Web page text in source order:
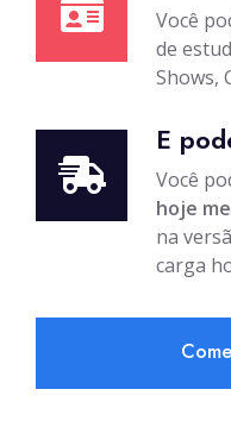
Você
de
Shows,
E
Você
hoje
na
carga